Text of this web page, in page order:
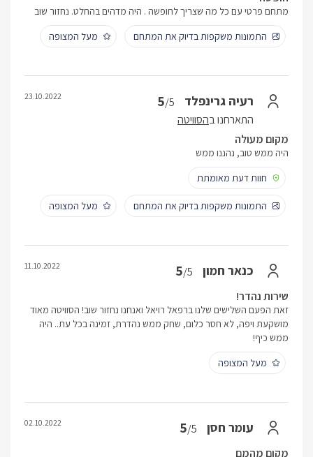
מתחם פרטי עם כל מה שצריך לחופשה . היה מדהים בהחלט. נחזור שוב
התמונות משקפות בדיוק את המתחם
מעל המצופה
רעיה גרינפלד 5/5
התארחנו בהסוויטה
23.10.2022
מקום מעולה
היה ממש טוב, נהננו ממש
חוות דעת מאומתת
התמונות משקפות בדיוק את המתחם מעל המצופה
כנאר חמון 5/5
11.10.2022
שירות נהדר!
זאת הפעם השלישים שלנו ברפאל רויאל ואנחנו נחזור שוב! הסוויטה מאוד
מושקעת ויפה, לא חסר כלום, שחק ממש נהדרת, זמינה בכל עת.. היה
ממש כיף!
מעל המצופה
עומר חסן 5/5
02.10.2022
מקום מהמם